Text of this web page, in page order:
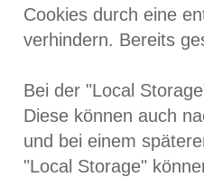
Cookies durch eine
verhindern. Bereits
Bei der "Local
Diese können auch
und bei einem
"Local Storage"